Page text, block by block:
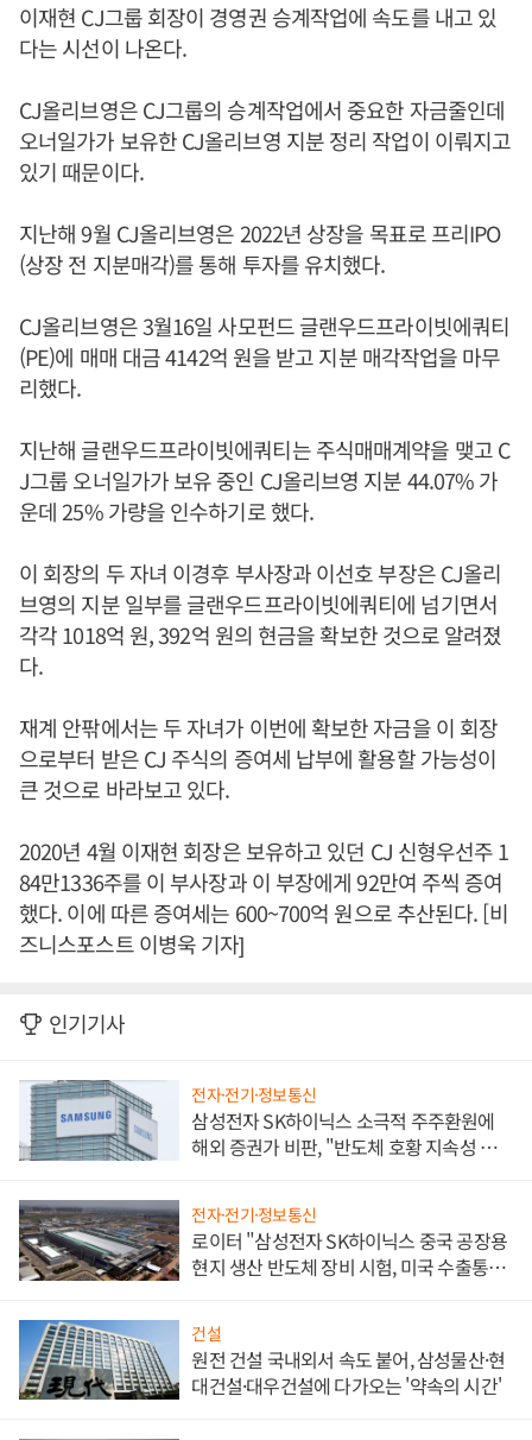
이재현 CJ그룹 회장이 경영권 승계작업에 속도를 내고 있
다는 시선이 나온다.
CJ올리브영은 CJ그룹의 승계작업에서 중요한 자금줄인데
오너일가가 보유한 CJ올리브영 지분 정리 작업이 이뤄지고
있기 때문이다.
지난해 9월 CJ올리브영은 2022년 상장을 목표로 프리IPO
(상장 전 지분매각)를 통해 투자를 유치했다.
CJ올리브영은 3월16일 사모펀드 글랜우드프라이빗에쿼티
(PE)에 매매 대금 4142억 원을 받고 지분 매각작업을 마무
리했다.
지난해 글랜우드프라이빗에쿼티는 주식매매계약을 맺고 C
J그룹 오너일가가 보유 중인 CJ올리브영 지분 44.07% 가
운데 25% 가량을 인수하기로 했다.
이 회장의 두 자녀 이경후 부사장과 이선호 부장은 CJ올리
브영의 지분 일부를 글랜우드프라이빗에쿼티에 넘기면서
각각 1018억 원, 392억 원의 현금을 확보한 것으로 알려졌
다.
재계 안팎에서는 두 자녀가 이번에 확보한 자금을 이 회장
으로부터 받은 CJ 주식의 증여세 납부에 활용할 가능성이
큰 것으로 바라보고 있다.
2020년 4월 이재현 회장은 보유하고 있던 CJ 신형우선주 1
84만1336주를 이 부사장과 이 부장에게 92만여 주씩 증여
했다. 이에 따른 증여세는 600~700억 원으로 추산된다. [비
즈니스포스트 이병욱 기자]
인기기사
전자·전기·정보통신
삼성전자 SK하이닉스 소극적 주주환원에
해외 증권가 비판, "반도체 호황 지속성 의
전자·전기·정보통신
로이터 "삼성전자 SK하이닉스 중국 공장용
현지 생산 반도체 장비 시험, 미국 수출통제
건설
원전 건설 국내외서 속도 붙어, 삼성물산·현
대건설·대우건설에 다가오는 '약속의 시간'